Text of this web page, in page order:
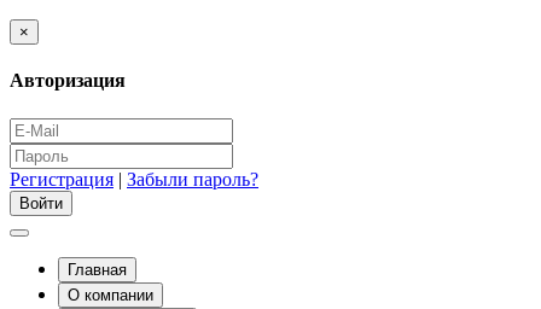
×
Авторизация
Регистрация | Забыли пароль?
Главная
О компании